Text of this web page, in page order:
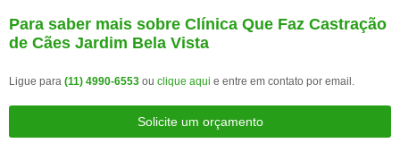
Para saber mais sobre Clínica Que Faz Castração
de Cães Jardim Bela Vista
Ligue para (11) 4990-6553 ou clique aqui e entre em contato por email.
Solicite um orçamento